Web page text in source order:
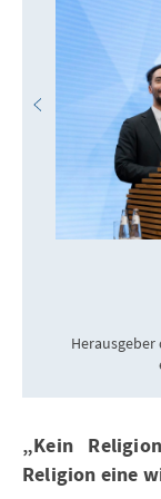
Herausgeber
„Kein
Religion eine